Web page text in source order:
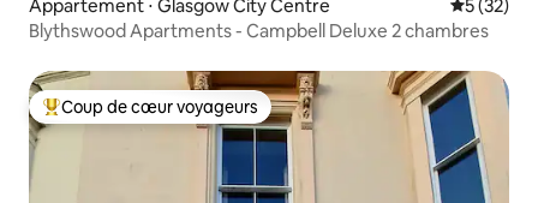
Appartement ⋅ Glasgow City Centre
5 (32)
Blythswood Apartments - Campbell Deluxe 2 chambres
Coups de cœur voyageurs les plus appréciés
Coup de cœur voyageurs